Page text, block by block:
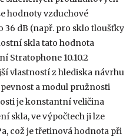
hodnoty vzduchové
dB (např. pro sklo tloušťky
skla tato hodnota
Stratophone 10.10.2
vlastností z hlediska návrhu
a modul pružnosti
je konstantní veličina
skla, ve výpočtech ji lze
což je třetinová hodnota při